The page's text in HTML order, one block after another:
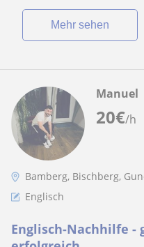
Mehr sehen
20€/h
Manuel
Bamberg, Bischberg,
Englisch
Englisch-Nachhilfe -